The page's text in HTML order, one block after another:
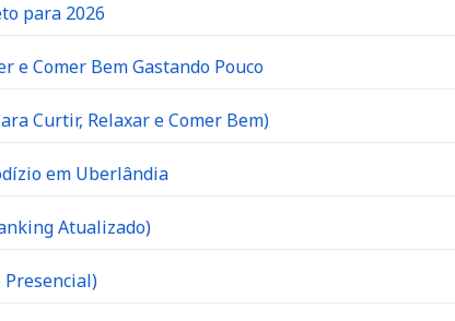
para 2026
e Comer Bem Gastando Pouco
Curtir, Relaxar e Comer Bem)
em Uberlândia
Atualizado)